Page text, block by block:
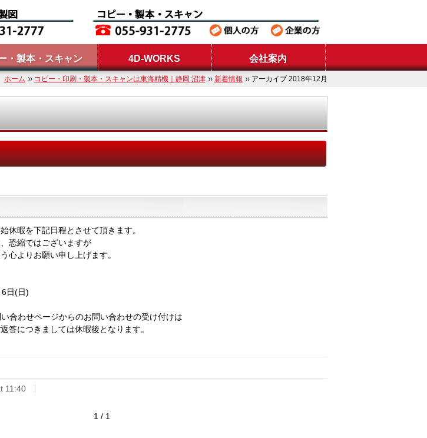
・製本・スキャン 4D-WORKS 会社案内
ホーム コピー・印刷・製本・スキャンは東海精機｜静岡 沼津 新着情報 アーカイブ 2018年12月
休暇を下記日程とさせて頂きます。
恐縮ではございますが
心よりお願い申し上げます。
日(日)
合わせページからのお問い合わせの受け付けは
答につきましては休暇後となります。
11:40
1 / 1